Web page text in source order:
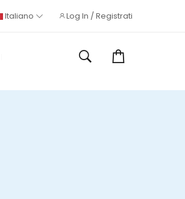
Italiano Log In / Registrati